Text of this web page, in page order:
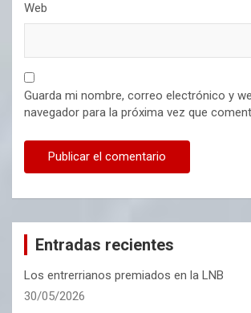
Web
Guarda mi nombre, correo electrónico y
navegador para la próxima vez que
Entradas recientes
Los entrerrianos premiados en la LNB
30/05/2026